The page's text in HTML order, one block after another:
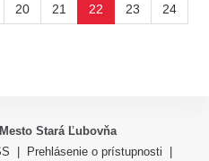
20 21 22 23 24
Mesto Stará Ľubovňa
Prehlásenie o prístupnosti